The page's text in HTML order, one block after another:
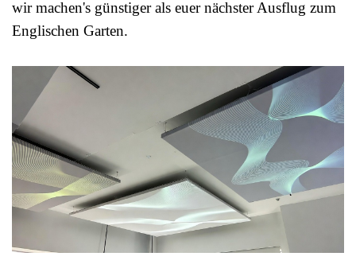
wir machen's günstiger als euer nächster Ausflug zum
Englischen Garten.